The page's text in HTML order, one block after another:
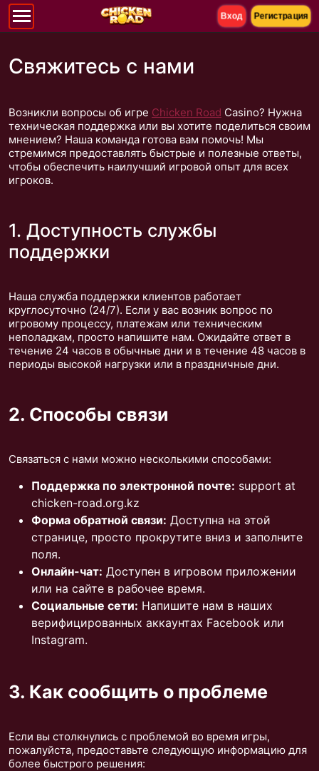
Вход Регистрация
Свяжитесь с нами
Возникли вопросы об игре Chicken Road Casino? Нужна
техническая поддержка или вы хотите поделиться своим
мнением? Наша команда готова вам помочь! Мы
стремимся предоставлять быстрые и полезные ответы,
чтобы обеспечить наилучший игровой опыт для всех
игроков.
1. Доступность службы
поддержки
Наша служба поддержки клиентов работает
круглосуточно (24/7). Если у вас возник вопрос по
игровому процессу, платежам или техническим
неполадкам, просто напишите нам. Ожидайте ответ в
течение 24 часов в обычные дни и в течение 48 часов в
периоды высокой нагрузки или в праздничные дни.
2. Способы связи
Связаться с нами можно несколькими способами:
Поддержка по электронной почте: support at
chicken-road.org.kz
Форма обратной связи: Доступна на этой
странице, просто прокрутите вниз и заполните
поля.
Онлайн-чат: Доступен в игровом приложении
или на сайте в рабочее время.
Социальные сети: Напишите нам в наших
верифицированных аккаунтах Facebook или
Instagram.
3. Как сообщить о проблеме
Если вы столкнулись с проблемой во время игры,
пожалуйста, предоставьте следующую информацию для
более быстрого решения: